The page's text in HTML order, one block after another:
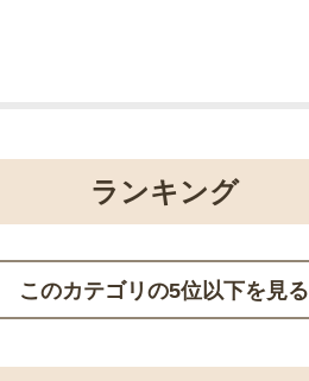
ランキング
このカテゴリの5位以下を見る